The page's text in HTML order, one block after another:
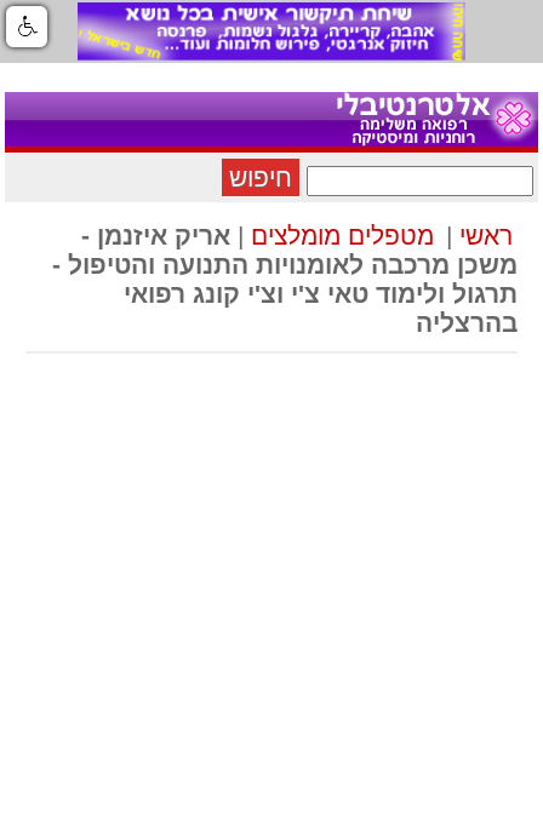
חיפוש
ראשי | מטפלים מומלצים |אריק איזנמן -
משכן מרכבה לאומנויות התנועה והטיפול -
תרגול ולימוד טאי צ'י וצ'י קונג רפואי
בהרצליה